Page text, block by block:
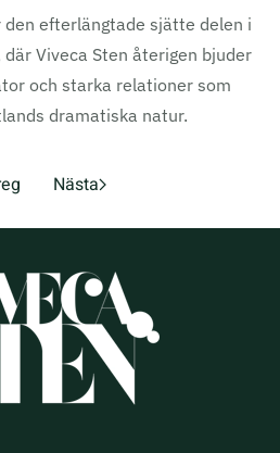
efterlängtade sjätte delen i
Viveca Sten återigen bjuder
och starka relationer som
dramatiska natur.
Nästa